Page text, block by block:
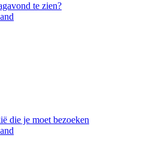
te zien?
die je moet bezoeken